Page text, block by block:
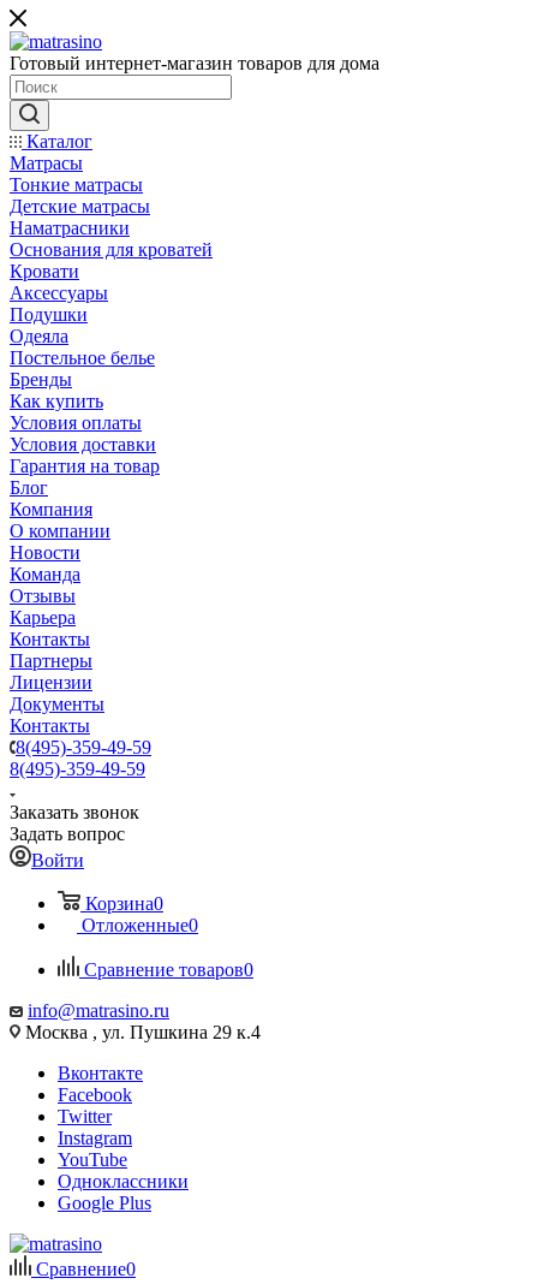
Готовый интернет-магазин товаров для дома
Каталог
Матрасы
Тонкие матрасы
Детские матрасы
Наматрасники
Основания для кроватей
Кровати
Аксессуары
Подушки
Одеяла
Постельное белье
Бренды
Как купить
Условия оплаты
Условия доставки
Гарантия на товар
Блог
Компания
О компании
Новости
Команда
Отзывы
Карьера
Контакты
Партнеры
Лицензии
Документы
Контакты
8(495)-359-49-59
8(495)-359-49-59
Заказать звонок
Задать вопрос
Войти
Корзина0
Отложенные0
Сравнение товаров0
info@matrasino.ru
Москва , ул. Пушкина 29 к.4
Вконтакте
Facebook
Twitter
Instagram
YouTube
Одноклассники
Google Plus
Сравнение0